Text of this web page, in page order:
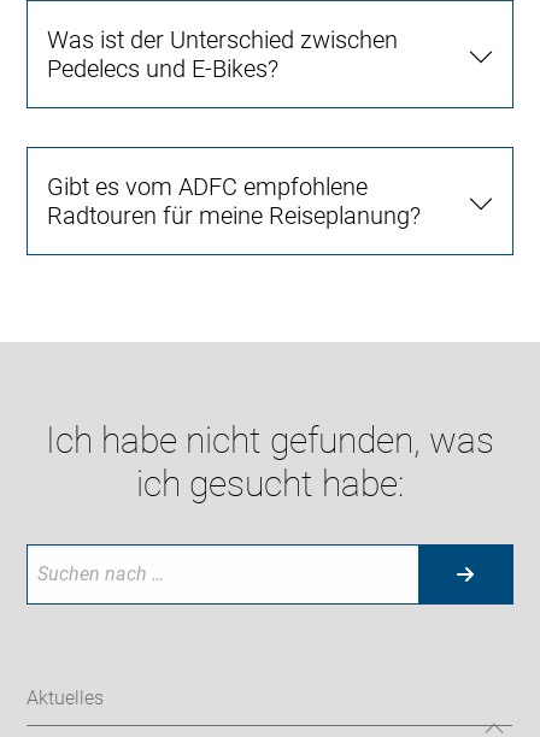
Was ist der Unterschied zwischen
Pedelecs und E-Bikes?
Gibt es vom ADFC empfohlene
Radtouren für meine Reiseplanung?
Ich habe nicht gefunden, was
ich gesucht habe:
Aktuelles